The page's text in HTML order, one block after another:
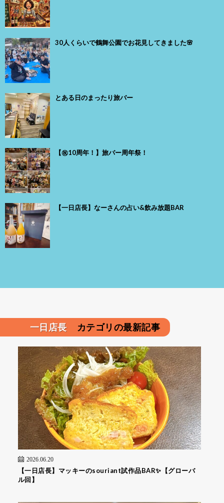
30人くらいで鶴舞公園でお花見してきました🌸
とある日のまったり旅バー
【㊗️10周年！】旅バー周年祭！
【一日店長】なーさんの占い&飲み放題BAR
一日店長 カテゴリの最新記事
2026.06.20
【一日店長】マッキーのsouriant試作品BAR✨【グローバ
ル回】